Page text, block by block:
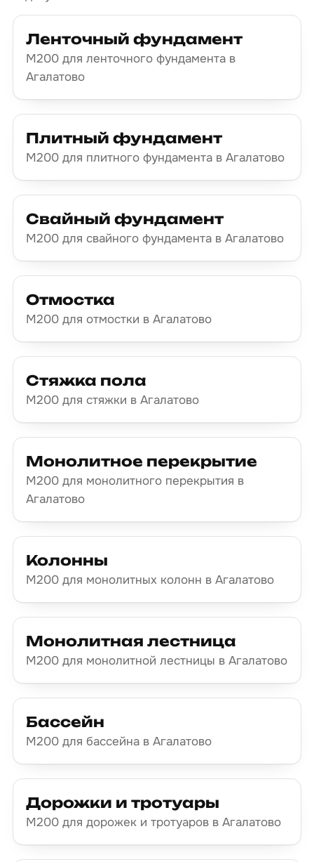
Ленточный фундамент
М200 для ленточного фундамента в
Агалатово
Плитный фундамент
М200 для плитного фундамента в Агалатово
Свайный фундамент
М200 для свайного фундамента в Агалатово
Отмостка
М200 для отмостки в Агалатово
Стяжка пола
М200 для стяжки в Агалатово
Монолитное перекрытие
М200 для монолитного перекрытия в
Агалатово
Колонны
М200 для монолитных колонн в Агалатово
Монолитная лестница
М200 для монолитной лестницы в Агалатово
Бассейн
М200 для бассейна в Агалатово
Дорожки и тротуары
М200 для дорожек и тротуаров в Агалатово